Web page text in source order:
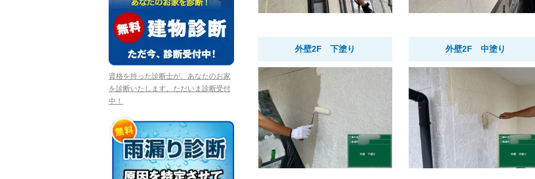
外壁2F 下塗り 外壁2F 中塗り
資格を持った診断士が、あなたのお家
を診断いたします。ただいま診断受付
中！